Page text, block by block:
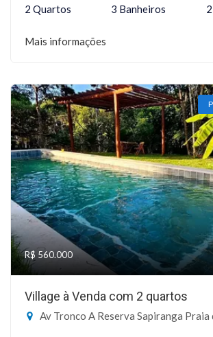
2 Quartos 3 Banheiros
Mais informações
R$ 560.000
Village à Venda com 2 quartos
Av Tronco A Reserva Sapiranga Praia do Forte, Sn - Reserva